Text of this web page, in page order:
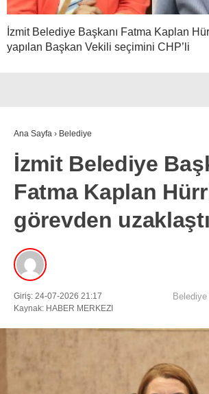
İzmit Belediye Başkanı Fatma Kaplan
yapılan Başkan Vekili seçimini CHP’li
Ana Sayfa › Belediye
İzmit Belediye
Fatma Kaplan
görevden
Giriş: 24-07-2026 21:17
Kaynak: HABER MERKEZI
Belediye